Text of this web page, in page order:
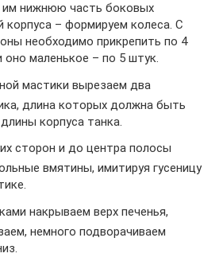
им нижнюю часть боковых
корпуса – формируем колеса. С
необходимо прикрепить по 4
оно маленькое – по 5 штук.
мастики вырезаем два
длина которых должна быть
корпуса танка.
сторон и до центра полосы
вмятины, имитируя гусеницу
накрываем верх печенья,
немного подворачиваем